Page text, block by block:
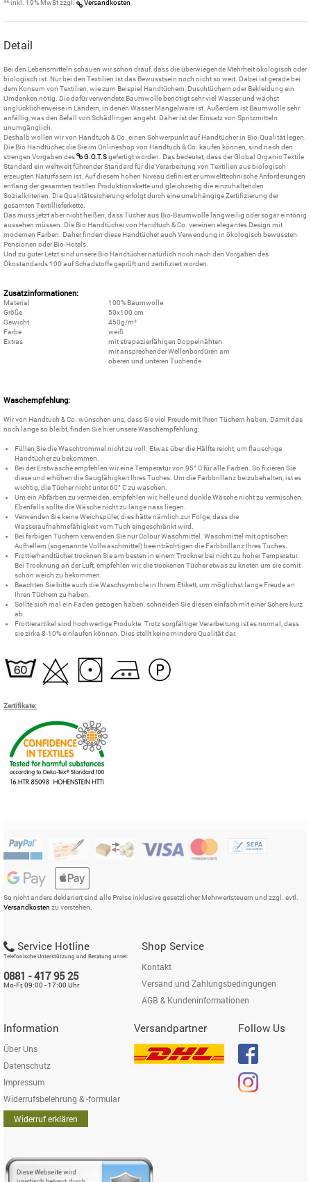
** inkl. 19% MwSt zzgl. Versandkosten
Detail
Bei den Lebensmitteln schauen wir schon drauf, dass die überwiegende Mehrheit ökologisch oder
biologisch ist. Nur bei den Textilien ist das Bewusstsein noch nicht so weit. Dabei ist gerade bei
dem Konsum von Textilien, wie zum Beispiel Handtüchern, Duschtüchern oder Bekleidung ein
Umdenken nötig. Die dafür verwendete Baumwolle benötigt sehr viel Wasser und wächst
unglücklicherweise in Ländern, in denen Wasser Mangelware ist. Außerdem ist Baumwolle sehr
anfällig, was den Befall von Schädlingen angeht. Daher ist der Einsatz von Spritzmitteln
unumgänglich.
Deshalb wollen wir von Handtuch & Co. einen Schwerpunkt auf Handtücher in Bio-Qualität legen.
Die Bio Handtücher, die Sie im Onlineshop von Handtuch & Co. kaufen können, sind nach den
strengen Vorgaben des
G.O.T.Sgefertigt worden. Das bedeutet, dass der Global Organic Textile
Standard ein weltweit führender Standard für die Verarbeitung von Textilien aus biologisch
erzeugten Naturfasern ist. Auf diesem hohen Niveau definiert er umwelttechnische Anforderungen
entlang der gesamten textilen Produktionskette und gleichzeitig die einzuhaltenden
Sozialkriterien. Die Qualitätssicherung erfolgt durch eine unabhängige Zertifizierung der
gesamten Textillieferkette.
Das muss jetzt aber nicht heißen, dass Tücher aus Bio-Baumwolle langweilig oder sogar eintönig
aussehen müssen. Die Bio Handtücher von Handtuch & Co. vereinen elegantes Design mit
modernen Farben. Daher finden diese Handtücher auch Verwendung in ökologisch bewussten
Pensionen oder Bio-Hotels.
Und zu guter Letzt sind unsere Bio Handtücher natürlich noch nach den Vorgaben des
Ökostandards 100 auf Schadstoffe geprüft und zertifiziert worden.
Zusatzinformationen:
Material
100% Baumwolle
Größe
50x100 cm
Gewicht
450g/m²
Farbe
weiß
Extras
mit strapazierfähigen Doppelnähten
mit ansprechender Wellenbordüren am
oberen und unteren Tuchende
Waschempfehlung:
Wir von Handtuch & Co. wünschen uns, dass Sie viel Freude mit Ihren Tüchern haben. Damit das
noch lange so bleibt, finden Sie hier unsere Waschempfehlung:
Füllen Sie die Waschtrommel nicht zu voll. Etwas über die Hälfte reicht, um flauschige
Handtücher zu bekommen.
Bei der Erstwäsche empfehlen wir eine Temperatur von 95° C für alle Farben. So fixieren Sie
diese und erhöhen die Saugfähigkeit Ihres Tuches. Um die Farbbrillanz beizubehalten, ist es
wichtig, die Tücher nicht unter 60° C zu waschen.
Um ein Abfärben zu vermeiden, empfehlen wir, helle und dunkle Wäsche nicht zu vermischen.
Ebenfalls sollte die Wäsche nicht zu lange nass liegen.
Verwenden Sie keine Weichspüler, dies hätte nämlich zur Folge, dass die
Wasseraufnahmefähigkeit vom Tuch eingeschränkt wird.
Bei farbigen Tüchern verwenden Sie nur Colour Waschmittel. Waschmittel mit optischen
Aufhellern (sogenannte Vollwaschmittel) beeinträchtigen die Farbbrillanz Ihres Tuches.
Frottierhandtücher trocknen Sie am besten in einem Trockner bei nicht zu hoher Temperatur.
Bei Trocknung an der Luft, empfehlen wir, die trockenen Tücher etwas zu kneten um sie somit
schön weich zu bekommen.
Beachten Sie bitte auch die Waschsymbole in Ihrem Etikett, um möglichst lange Freude an
Ihren Tüchern zu haben.
Sollte sich mal ein Faden gezogen haben, schneiden Sie diesen einfach mit einer Schere kurz
ab.
Frottierartikel sind hochwertige Produkte. Trotz sorgfältiger Verarbeitung ist es normal, dass
sie zirka 8-10% einlaufen können. Dies stellt keine mindere Qualität dar.
Zertifikate:
So nicht anders deklariert sind alle Preise inklusive gesetzlicher Mehrwertsteuern und zzgl. evtl.
Versandkosten zu verstehen.
Service Hotline
Telefonische Unterstützung und Beratung unter:
0881 - 417 95 25
Mo-Fr, 09:00 - 17:00 Uhr
Shop Service
Kontakt
Versand und Zahlungsbedingungen
AGB & Kundeninformationen
Information
Über Uns
Datenschutz
Impressum
Widerrufsbelehrung & -formular
Widerruf erklären
Versandpartner Follow Us